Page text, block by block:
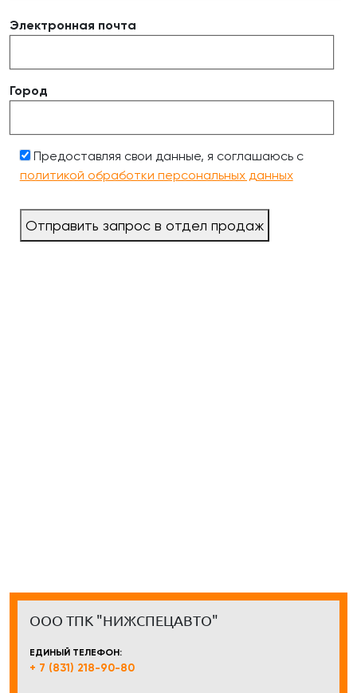
Электронная почта
Город
Предоставляя свои данные, я соглашаюсь с
политикой обработки персональных данных
Отправить запрос в отдел продаж
ООО ТПК "НИЖСПЕЦАВТО"
ЕДИНЫЙ ТЕЛЕФОН:
+ 7 (831) 218-90-80